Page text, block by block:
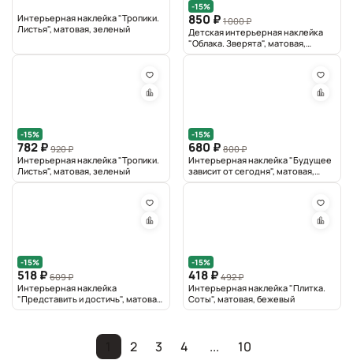
Интерьерная наклейка "Тропики.
Листья", матовая, зеленый
-15%
850 ₽ 1 000 ₽
Детская интерьерная наклейка
"Облака. Зверята", матовая,
бежевый
-15%
782 ₽ 920 ₽
Интерьерная наклейка "Тропики.
Листья", матовая, зеленый
-15%
680 ₽ 800 ₽
Интерьерная наклейка "Будущее
зависит от сегодня", матовая,
черный
-15%
518 ₽ 609 ₽
Интерьерная наклейка
"Представить и достичь", матовая,
черный
-15%
418 ₽ 492 ₽
Интерьерная наклейка "Плитка.
Соты", матовая, бежевый
2 3 4 ... 10